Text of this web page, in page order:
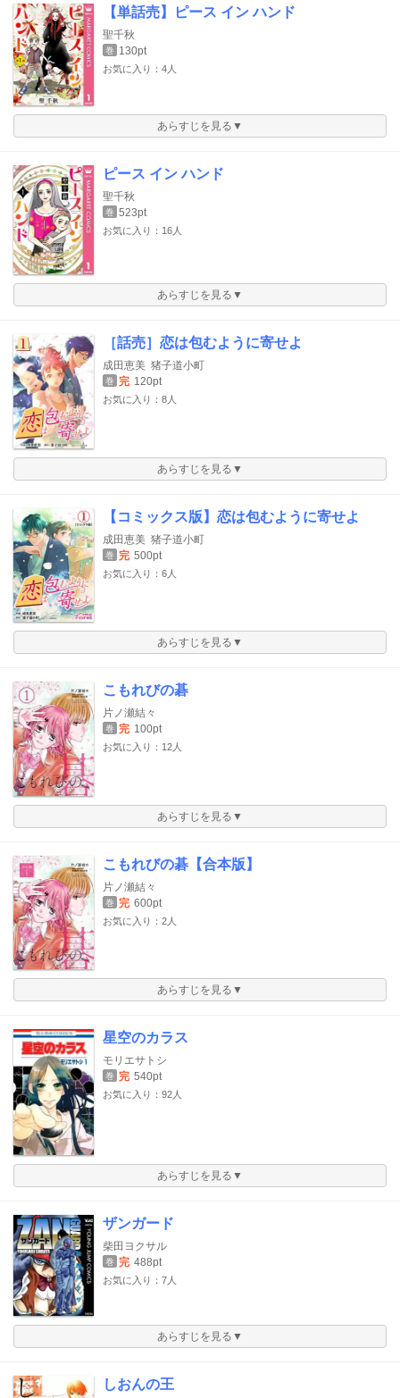
【単話売】ピース イン ハンド
聖千秋
巻 130pt
お気に入り：4人
あらすじを見る▼
ピース イン ハンド
聖千秋
巻 523pt
お気に入り：16人
あらすじを見る▼
［話売］恋は包むように寄せよ
成田恵美 猪子道小町
巻 完 120pt
お気に入り：8人
あらすじを見る▼
【コミックス版】恋は包むように寄せよ
成田恵美 猪子道小町
巻 完 500pt
お気に入り：6人
あらすじを見る▼
こもれびの碁
片ノ瀬結々
巻 完 100pt
お気に入り：12人
あらすじを見る▼
こもれびの碁【合本版】
片ノ瀬結々
巻 完 600pt
お気に入り：2人
あらすじを見る▼
星空のカラス
モリエサトシ
巻 完 540pt
お気に入り：92人
あらすじを見る▼
ザンガード
柴田ヨクサル
巻 完 488pt
お気に入り：7人
あらすじを見る▼
しおんの王